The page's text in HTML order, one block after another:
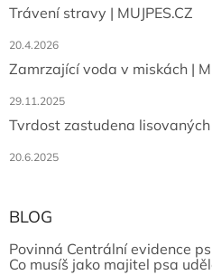
Trávení stravy | MUJPES.CZ
20.4.2026
Zamrzající voda v miskách |
29.11.2025
Tvrdost zastudena lisovaných
20.6.2025
BLOG
Povinná Centrální evidence
Co musíš jako majitel psa